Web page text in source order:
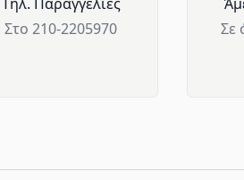
Στο 210-2205970
Σε